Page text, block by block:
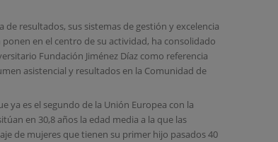
resultados, sus sistemas de gestión y excelencia
en el centro de su actividad, ha consolidado
Fundación Jiménez Díaz como referencia
asistencial y resultados en la Comunidad de
ya es el segundo de la Unión Europea con la
en 30,8 años la edad media a la que las
de mujeres que tienen su primer hijo pasados 40